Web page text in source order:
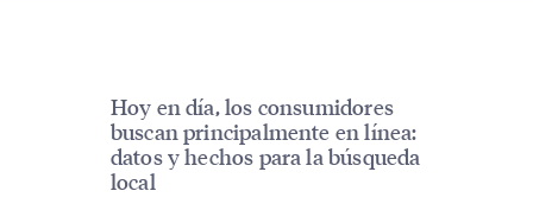
Hoy en día, los consumidores
buscan principalmente en línea:
datos y hechos para la búsqueda
local